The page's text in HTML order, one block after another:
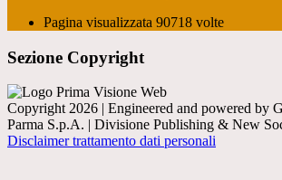
Pagina visualizzata 90718 volte
Sezione Copyright
Copyright 2026 | Engineered and powered by
Parma S.p.A. | Divisione Publishing & New
Disclaimer trattamento dati personali